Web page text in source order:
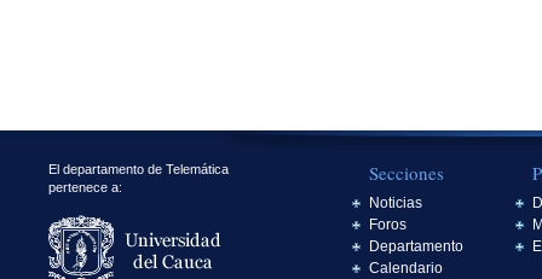
El departamento de Telemática
pertenece a:
Secciones
Noticias
Foros
Departamento
Calendario